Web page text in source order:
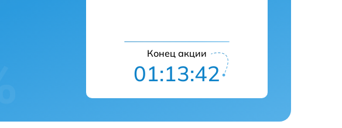
Конец акции
01:13:41